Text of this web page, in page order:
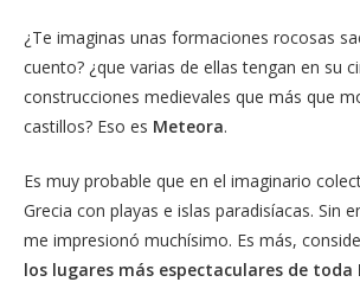
¿Te imaginas unas formaciones rocosas
cuento? ¿que varias de ellas tengan en su
construcciones medievales que más que
castillos? Eso es Meteora.
Es muy probable que en el imaginario
Grecia con playas e islas paradisíacas. Sin
me impresionó muchísimo. Es más,
los lugares más espectaculares de toda